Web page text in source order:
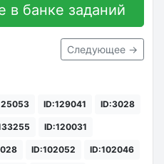
в банке заданий
Следующее →
ID:129041 ID:3028
ID:120031
ID:102052 ID:102046